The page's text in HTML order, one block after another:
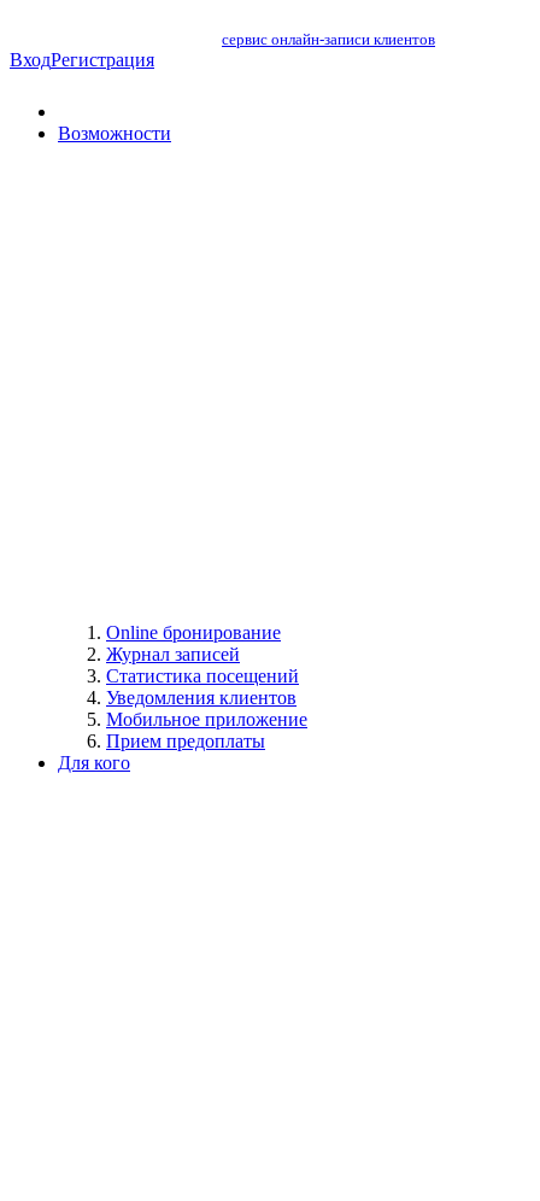
сервис онлайн-записи клиентов
ВходРегистрация
Возможности
Online бронирование
Журнал записей
Статистика посещений
Уведомления клиентов
Мобильное приложение
Прием предоплаты
Для кого